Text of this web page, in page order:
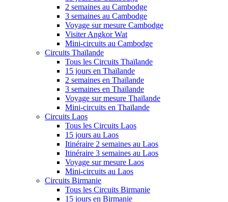
2 semaines au Cambodge
3 semaines au Cambodge
Voyage sur mesure Cambodge
Visiter Angkor Wat
Mini-circuits au Cambodge
Circuits Thaïlande
Tous les Circuits Thaïlande
15 jours en Thaïlande
2 semaines en Thaïlande
3 semaines en Thaïlande
Voyage sur mesure Thaïlande
Mini-circuits en Thaïlande
Circuits Laos
Tous les Circuits Laos
15 jours au Laos
Itinéraire 2 semaines au Laos
Itinéraire 3 semaines au Laos
Voyage sur mesure Laos
Mini-circuits au Laos
Circuits Birmanie
Tous les Circuits Birmanie
15 jours en Birmanie